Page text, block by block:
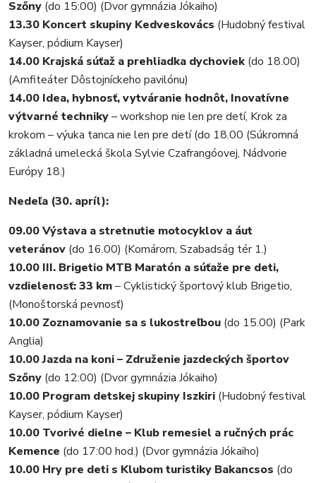
Szőny (do 15:00) (Dvor gymnázia Jókaiho)
13.30 Koncert skupiny Kedveskovács (Hudobný festival
Kayser, pódium Kayser)
14.00 Krajská súťaž a prehliadka dychoviek (do 18.00)
(Amfiteáter Dôstojníckeho pavilónu)
14.00 Idea, hybnosť, vytváranie hodnôt, Inovatívne
výtvarné techniky– workshop nie len pre detí, Krok za
krokom – výuka tanca nie len pre detí (do 18.00 (Súkromná
základná umelecká škola Sylvie Czafrangóovej, Nádvorie
Európy 18.)
Nedeľa (30. apríl):
09.00 Výstava a stretnutie motocyklov a áut
veteránov (do 16.00) (Komárom, Szabadság tér 1.)
10.00 III. Brigetio MTB Maratón a súťaže pre deti,
vzdielenosť: 33 km– Cyklistický športový klub Brigetio,
(Monoštorská pevnosť)
10.00 Zoznamovanie sa s lukostreľbou (do 15.00) (Park
Anglia)
10.00 Jazda na koni – Združenie jazdeckých športov
Szőny (do 12:00) (Dvor gymnázia Jókaiho)
10.00 Program detskej skupiny Iszkiri (Hudobný festival
Kayser, pódium Kayser)
10.00 Tvorivé dielne – Klub remesiel a ručných prác
Kemence (do 17:00 hod.) (Dvor gymnázia Jókaiho)
10.00 Hry pre deti s Klubom turistiky Bakancsos (do